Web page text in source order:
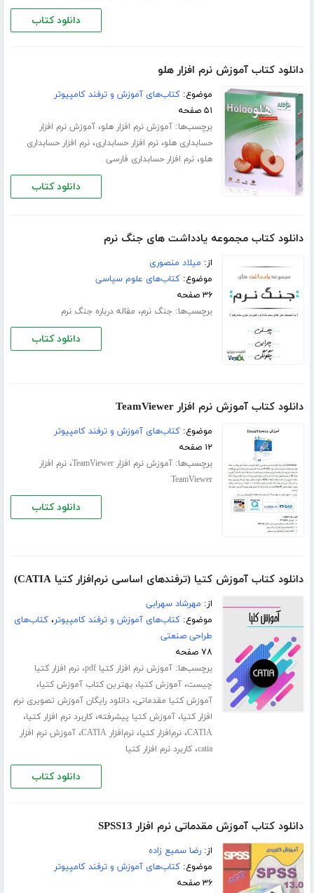
دانلود کتاب
دانلود کتاب آموزش نرم افزار هلو
موضوع:کتاب‌های آموزش و ترفند کامپیوتر
۵۱ صفحه
برچسب‌ها:آموزش نرم افزار هلو،آموزش نرم افزار
حسابداری هلو،نرم افزار حسابداری،نرم افزار حسابداری
هلو،نرم افزار حسابداری فارسی
دانلود کتاب
دانلود کتاب مجموعه یادداشت های جنگ نرم
از: میلاد منصوری
موضوع:کتاب‌های علوم سیاسی
۳۶ صفحه
برچسب‌ها: جنگ نرم، مقاله درباره جنگ نرم
دانلود کتاب
دانلود کتاب آموزش نرم افزار TeamViewer
موضوع:کتاب‌های آموزش و ترفند کامپیوتر
۱۲ صفحه
برچسب‌ها:آموزش نرم افزار TeamViewer ،نرم افزار
TeamViewer
دانلود کتاب
دانلود کتاب آموزش کتیا (ترفندهای اساسی نرم‌افزار کتیا CATIA)
از: مهرشاد سهرابی
موضوع:کتاب‌های آموزش و ترفند کامپیوتر،کتاب‌های
طراحی صنعتی
۷۸ صفحه
برچسب‌ها:آموزش نرم افزار کتیا pdf ،نرم افزار کتیا
چیست،آموزش کتیا،بهترین کتاب آموزش کتیا،
آموزش کتیا مقدماتی،دانلود رایگان آموزش تصویری نرم
افزار کتیا،آموزش کتیا پیشرفته،کاربرد نرم افزار کتیا،
CATIA،نرم‌افزار کتیا،نرم‌افزار CATIA ،آموزش نرم افزار
catia،کاربرد نرم افزار کتیا
دانلود کتاب
دانلود کتاب آموزش مقدماتی نرم افزار SPSS13
از:رضا سمیع زاده
موضوع:کتاب‌های آموزش و ترفند کامپیوتر
۳۶ صفحه